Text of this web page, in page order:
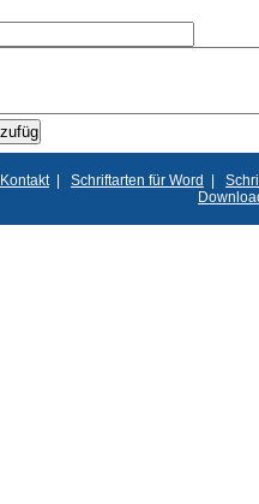
Kontakt| Schriftarten für Word |